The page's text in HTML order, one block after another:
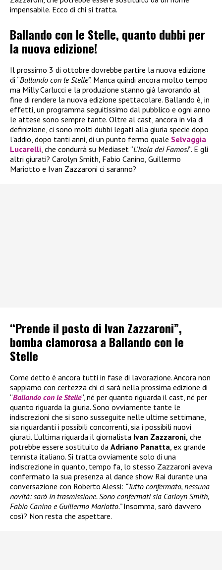
impensabile. Ecco di chi si tratta.
Ballando con le Stelle, quanto dubbi per
la nuova edizione!
Il prossimo 3 di ottobre dovrebbe partire la nuova edizione
di “Ballando con le Stelle”. Manca quindi ancora molto tempo
ma Milly Carlucci e la produzione stanno già lavorando al
fine di rendere la nuova edizione spettacolare. Ballando è, in
effetti, un programma seguitissimo dal pubblico e ogni anno
le attese sono sempre tante. Oltre al cast, ancora in via di
definizione, ci sono molti dubbi legati alla giuria specie dopo
l’addio, dopo tanti anni, di un punto fermo quale Selvaggia
Lucarelli, che condurrà su Mediaset “L’Isola dei Famosi“. E gli
altri giurati? Carolyn Smith, Fabio Canino, Guillermo
Mariotto e Ivan Zazzaroni ci saranno?
“Prende il posto di Ivan Zazzaroni”,
bomba clamorosa a Ballando con le
Stelle
Come detto è ancora tutti in fase di lavorazione. Ancora non
sappiamo con certezza chi ci sarà nella prossima edizione di
“Ballando con le Stelle“, né per quanto riguarda il cast, né per
quanto riguarda la giuria. Sono ovviamente tante le
indiscrezioni che si sono susseguite nelle ultime settimane,
sia riguardanti i possibili concorrenti, sia i possibili nuovi
giurati. L’ultima riguarda il giornalista Ivan Zazzaroni, che
potrebbe essere sostituito da Adriano Panatta , ex grande
tennista italiano. Si tratta ovviamente solo di una
indiscrezione in quanto, tempo fa, lo stesso Zazzaroni aveva
confermato la sua presenza al dance show Rai durante una
conversazione con Roberto Alessi: “Tutto confermato, nessuna
novità: sarò in trasmissione. Sono confermati sia Carloyn Smith,
Fabio Canino e Guillermo Mariotto.”Insomma, sarò davvero
così? Non resta che aspettare.